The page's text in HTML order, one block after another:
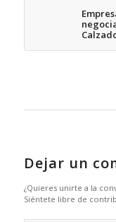
Dejar un
¿Quieres unirte a la
Siéntete libre de